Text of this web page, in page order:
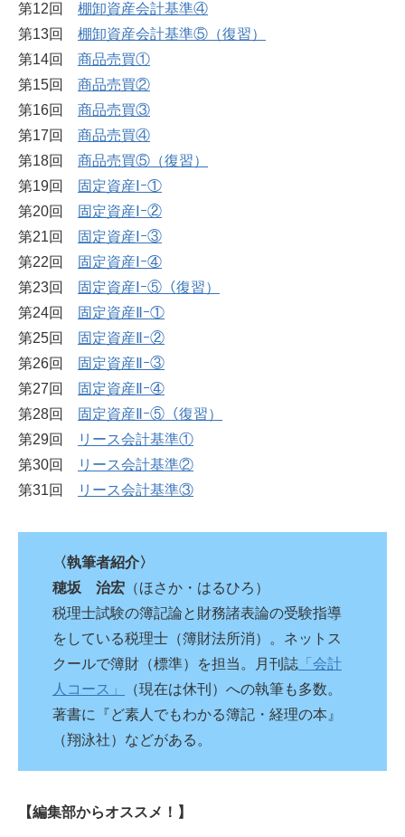
第12回 棚卸資産会計基準④
第13回 棚卸資産会計基準⑤（復習）
第14回 商品売買①
第15回 商品売買②
第16回 商品売買③
第17回 商品売買④
第18回 商品売買⑤（復習）
第19回
固定資産Ⅰｰ①
第20回
固定資産Ⅰｰ②
第21回
固定資産Ⅰｰ③
第22回
固定資産Ⅰｰ④
第23回
固定資産Ⅰｰ⑤（復習）
第24回
固定資産Ⅱｰ①
第25回
固定資産Ⅱｰ②
第26回
固定資産Ⅱｰ③
第27回
固定資産Ⅱｰ④
第28回
固定資産Ⅱｰ⑤（復習）
第29回
リース会計基準①
第30回
リース会計基準②
第31回
リース会計基準③
〈執筆者紹介〉
穂坂 治宏 （ほさか・はるひろ）
税理士試験の簿記論と財務諸表論の受験指導
をしている税理士（簿財法所消）。ネットス
クールで簿財（標準）を担当。月刊誌 「会計
人コース」
（現在は休刊）への執筆も多数。
著書に『ど素人でもわかる簿記・経理の本』
（翔泳社）などがある。
【編集部からオススメ！】